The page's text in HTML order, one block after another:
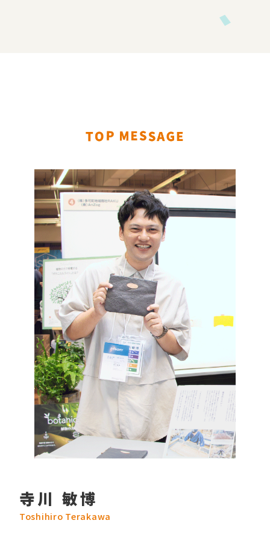
寺川 敏博
Toshihiro Terakawa